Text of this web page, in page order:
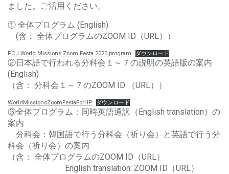
ました。ご活用ください。
① 全体プログラム (English)
(含： 全体プログラムのZOOM ID（URL））
PCJ World Missions Zoom Festa 2020 program ダウンロード
②日本語で行われる分科会１～７の説明の英語版の案内
(English)
（含： 分科会１～７のZOOM ID （URL））
WorldMissionsZoomFestaForHP ダウンロード
③全体プログラム：同時英語通訳（English translation）の
案内
分科会：韓国語で行う分科会（祈り会）と英語で行う分
科会（祈り会）の案内
（含： 全体プログラムのZOOM ID（URL）
English translation: ZOOM ID（URL）